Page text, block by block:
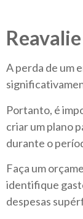
A perda de um
Portanto, é
criar um plano
durante o
Faça um
identifique
despesas